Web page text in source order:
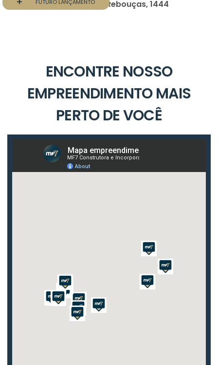
FUTURO LANÇAMENTO
Breve Lançamento – Av. Rebouças, 1444
ENCONTRE NOSSO
EMPREENDIMENTO MAIS
PERTO DE VOCÊ